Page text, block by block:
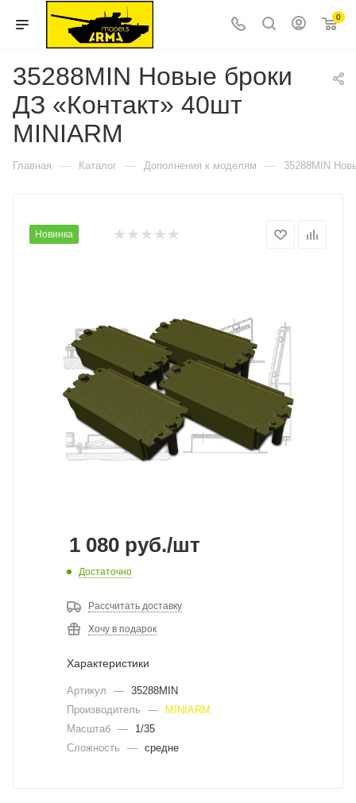
0
35288MIN Новые броки
ДЗ «Контакт» 40шт
MINIARM
Главная — Каталог — Дополнения к моделям — 35288MIN
Новинка
1 080 руб./шт
Достаточно
Рассчитать доставку
Хочу в подарок
Характеристики
Артикул — 35288MIN
Производитель
—
MINIARM
Масштаб —
1/35
Сложность
— средне